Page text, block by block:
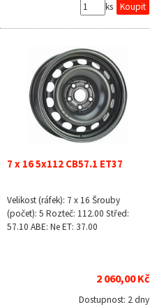
ks
7 x 16 5x112 CB57.1 ET37
Velikost (ráfek): 7 x 16 Šrouby
(počet): 5 Rozteč: 112.00 Střed:
57.10 ABE: Ne ET: 37.00
2 060,00 Kč
Dostupnost: 2 dny